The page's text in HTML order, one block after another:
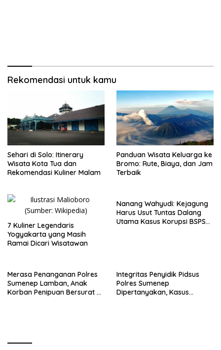
Rekomendasi untuk kamu
Sehari di Solo: Itinerary
Wisata Kota Tua dan
Rekomendasi Kuliner Malam
Panduan Wisata Keluarga ke
Bromo: Rute, Biaya, dan Jam
Terbaik
7 Kuliner Legendaris
Yogyakarta yang Masih
Ramai Dicari Wisatawan
Nanang Wahyudi: Kejagung
Harus Usut Tuntas Dalang
Utama Kasus Korupsi BSPS
Merasa Penanganan Polres
Sumenep Lamban, Anak
Korban Penipuan Bersurat ke
Integritas Penyidik Pidsus
Polres Sumenep
Dipertanyakan, Kasus